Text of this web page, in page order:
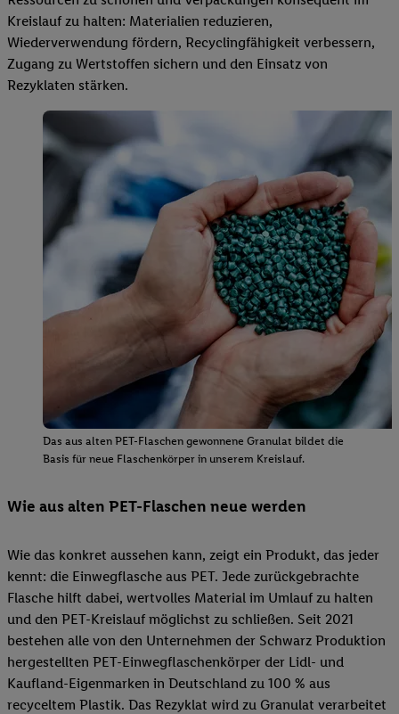
Kreislauf zu halten: Materialien reduzieren,
Wiederverwendung fördern, Recyclingfähigkeit verbessern,
Zugang zu Wertstoffen sichern und den Einsatz von
Rezyklaten stärken.
Das aus alten PET-Flaschen gewonnene Granulat bildet die
Basis für neue Flaschenkörper in unserem Kreislauf.
Wie aus alten PET-Flaschen neue werden
Wie das konkret aussehen kann, zeigt ein Produkt, das jeder
kennt: die Einwegflasche aus PET. Jede zurückgebrachte
Flasche hilft dabei, wertvolles Material im Umlauf zu halten
und den PET-Kreislauf möglichst zu schließen. Seit 2021
bestehen alle von den Unternehmen der Schwarz Produktion
hergestellten PET-Einwegflaschenkörper der Lidl- und
Kaufland-Eigenmarken in Deutschland zu 100 % aus
recyceltem Plastik. Das Rezyklat wird zu Granulat verarbeitet